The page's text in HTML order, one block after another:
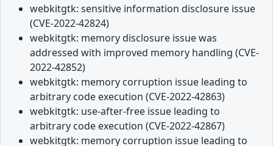
webkitgtk: sensitive information disclosure issue
(CVE-2022-42824)
webkitgtk: memory disclosure issue was
addressed with improved memory handling (CVE-
2022-42852)
webkitgtk: memory corruption issue leading to
arbitrary code execution (CVE-2022-42863)
webkitgtk: use-after-free issue leading to
arbitrary code execution (CVE-2022-42867)
webkitgtk: memory corruption issue leading to